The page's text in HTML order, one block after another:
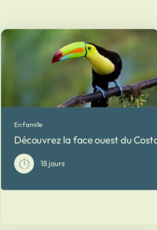
complet pour petit groupe !
En famille
Découvrez la face ouest du
18 jours